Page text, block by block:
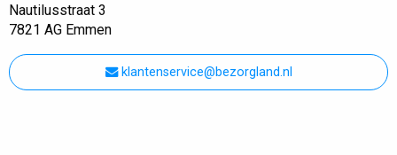
Nautilusstraat 3
7821 AG Emmen
klantenservice@bezorgland.nl